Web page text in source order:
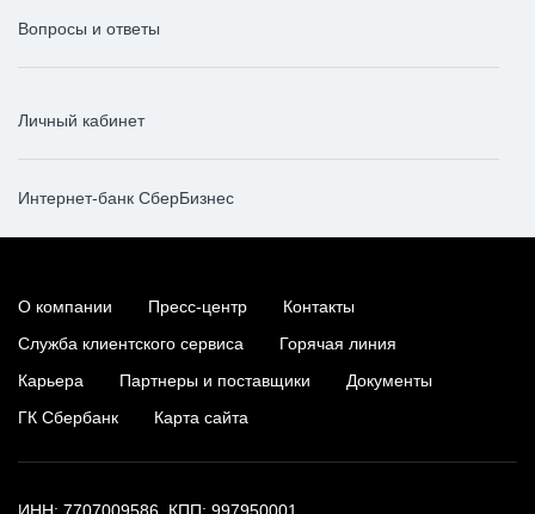
Вопросы и ответы
Личный кабинет
Интернет-банк СберБизнес
О компании Пресс-центр
Контакты
Служба клиентского сервиса
Горячая линия
Карьера
Партнеры и поставщики
Документы
ГК Сбербанк
Карта сайта